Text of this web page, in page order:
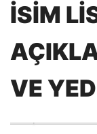
İSİM
VE